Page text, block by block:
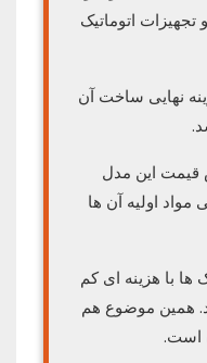
اتوماتیک
نهایی ساخت آن
این مدل
اولیه آن ها
ها با هزینه ای کم
همین موضوع هم
است.